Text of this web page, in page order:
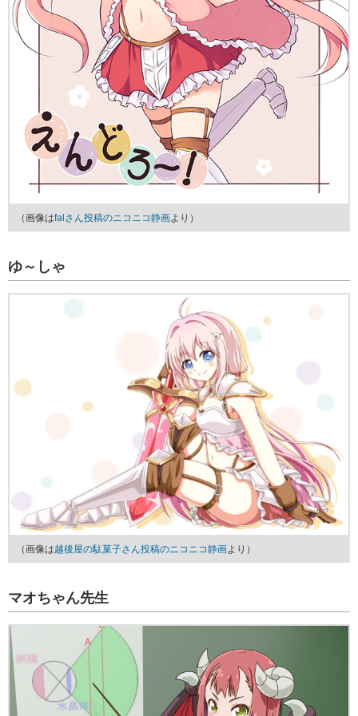
（画像はfalさん投稿のニコニコ静画より）
ゆ～しゃ
（画像は越後屋の駄菓子さん投稿のニコニコ静画より）
マオちゃん先生